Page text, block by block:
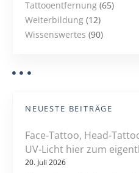
Tattooentfernung (65)
Weiterbildung (12)
Wissenswertes (90)
NEUESTE BEITRÄGE
Face-Tattoo, Head-
UV-Licht hier zum
20. Juli 2026